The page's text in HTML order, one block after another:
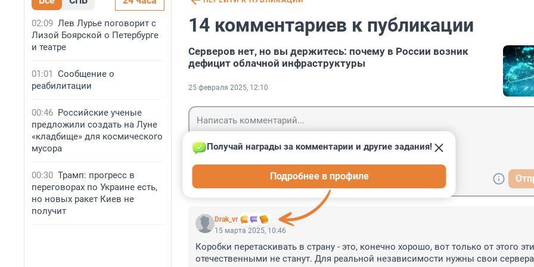
02:09 Лев Лурье поговорит с
Лизой Боярской о Петербурге
и театре
01:01 Сообщение о
реабилитации
00:46 Российские ученые
предложили создать на Луне
«кладбище» для космического
мусора
00:30 Трамп: прогресс в
переговорах по Украине есть,
но новых ракет Киев не
получит
14 комментариев к публикации
Серверов нет, но вы держитесь: почему в России возник
дефицит облачной инфраструктуры
25 февраля 2025, 12:10
Drak_vr
Получай награды за комментарии и другие задания!
Подробнее в профиле
15 марта 2025, 10:46
Коробки перетаскивать в страну - это, конечно хорошо, вот только от этого
отечественными не станут. Для реальной независимости нужны свои